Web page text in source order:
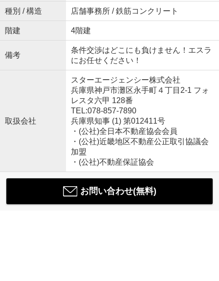
種別 / 構造 店舗事務所 / 鉄筋コンクリート
階建 4階建
備考
条件交渉はどこにも負けません！エスラ
にお任せください！
取扱会社
スターエージェンシー株式会社
兵庫県神戸市灘区永手町４丁目2-1 フォ
レスタ六甲 128番
TEL:078-857-7890
兵庫県知事 (1) 第012411号
・(公社)全日本不動産協会会員
・(公社)近畿地区不動産公正取引協議会
加盟
・(公社)不動産保証協会
お問い合わせ(無料)